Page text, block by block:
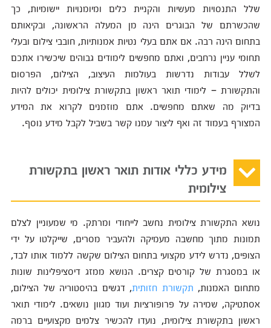
שלל התנסויות מעשיות והקניית כלים ומיומנויות יישומיות, כך
שהכשרתם של הבוגרים הינה מן המעלה הראשונה, ובקיאותם
בתחום הינה רבה. אם אתם בעלי נטיות אמנותיות, חובבי צילום ובעלי
תחומי עניין נרחבים, ואתם מחפשים לימודים גבוהים שיכשירו אתכם
לשלל עבודות נדרשות בעולמות העיצוב, הצילום, הפרסום
והתקשורת – לימודי תואר ראשון בתקשורת צילומית יכולים להיות
בדיוק מה שאתם מחפשים. אתם מוזמנים לקרוא את המידע
המצורף בעמוד זה ואף ליצור עמנו קשר בשביל לקבל מידע נוסף.
מידע כללי אודות תואר ראשון בתקשורת
צילומית
נושא התקשורת צילומית נחשב לייחודי ומרתק. מי שמעוניין לצלם
תמונות מתוך מחשבה מעמיקה ולהעביר מסרים, שייקלטו על ידי
הצופים, נדרש לידע מקצועי בתחום הצילום שקשה ללמוד אותו לבד,
או במסגרת של קורסים קצרים. הנושא ממזג דיסציפלינות שונות
מתחום האמנות, תקשורת חזותית, דגשים בהיסטוריה של הצילום,
אסתטיקה, שמירה על פרופורציות ועוד מגוון נושאים. לימודי תואר
ראשון בתקשורת צילומית, נועדו להכשיר צלמים מקצועיים ברמה